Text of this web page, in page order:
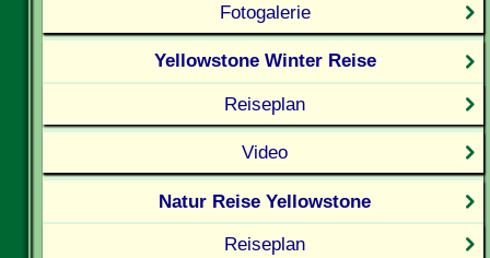
Fotogalerie
Yellowstone Winter Reise
Reiseplan
Video
Natur Reise Yellowstone
Reiseplan